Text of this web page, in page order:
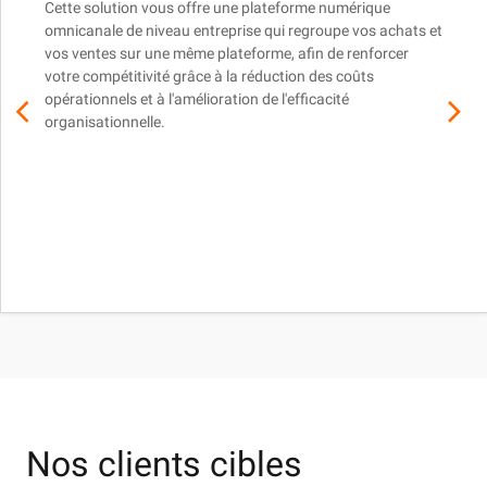
Cette solution vous offre une plateforme numérique
omnicanale de niveau entreprise qui regroupe vos achats et
vos ventes sur une même plateforme, afin de renforcer
votre compétitivité grâce à la réduction des coûts
opérationnels et à l'amélioration de l'efficacité
organisationnelle.
Nos clients cibles